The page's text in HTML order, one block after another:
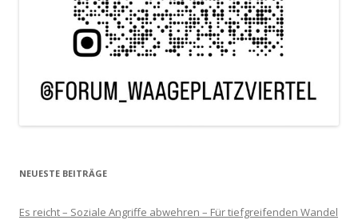
NEUESTE BEITRÄGE
Es reicht – Soziale Angriffe abwehren – Für tiefgreifenden Wandel